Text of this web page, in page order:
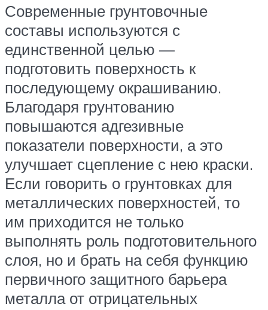
Современные грунтовочные
составы используются с
единственной целью —
подготовить поверхность к
последующему окрашиванию.
Благодаря грунтованию
повышаются адгезивные
показатели поверхности, а это
улучшает сцепление с нею краски.
Если говорить о грунтовках для
металлических поверхностей, то
им приходится не только
выполнять роль подготовительного
слоя, но и брать на себя функцию
первичного защитного барьера
металла от отрицательных